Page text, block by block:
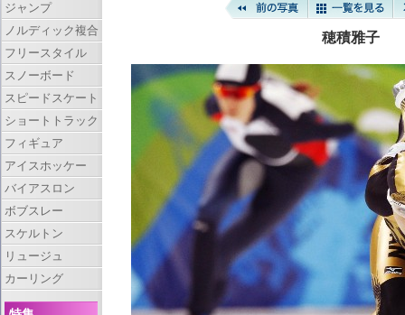
穂積雅子
ジャンプ
ノルディック複合
フリースタイル
スノーボード
スピードスケート
ショートトラック
フィギュア
アイスホッケー
バイアスロン
ボブスレー
スケルトン
リュージュ
カーリング